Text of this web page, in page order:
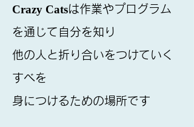
Crazy Catsは作業やプログラム
を通じて自分を知り
他の人と折り合いをつけていく
すべを
身につけるための場所です